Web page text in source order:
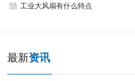
工业大风扇有什么特点
最新资讯